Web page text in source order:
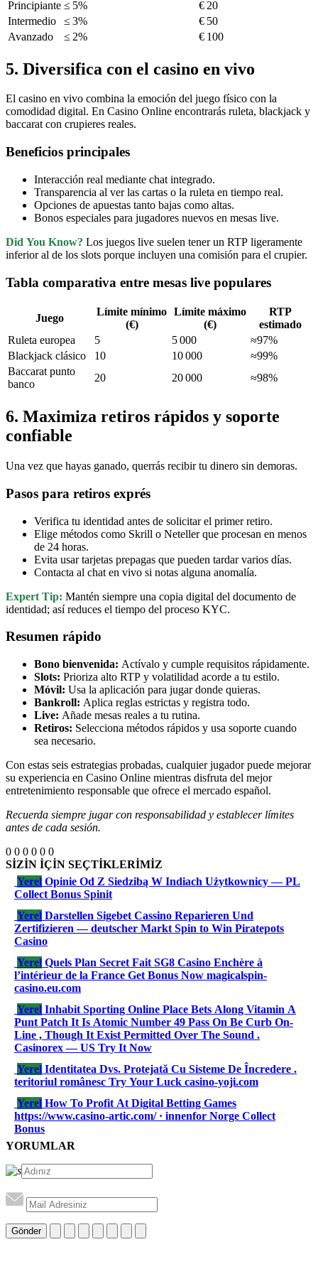
Principiante ≤ 5%
€ 20
Intermedio
≤ 3%
€ 50
Avanzado
≤ 2% € 100
5. Diversifica con el casino en vivo
El casino en vivo combina la emoción del juego físico con la
comodidad digital. En Casino Online encontrarás ruleta, blackjack y
baccarat con crupieres reales.
Beneficios principales
Interacción real mediante chat integrado.
Transparencia al ver las cartas o la ruleta en tiempo real.
Opciones de apuestas tanto bajas como altas.
Bonos especiales para jugadores nuevos en mesas live.
Did You Know? Los juegos live suelen tener un RTP ligeramente
inferior al de los slots porque incluyen una comisión para el crupier.
Tabla comparativa entre mesas live populares
Juego
Límite mínimo
(€)
Límite máximo
(€)
RTP
estimado
Ruleta europea
5 5 000
≈97%
Blackjack clásico
10 10 000
≈99%
Baccarat punto
banco
20 20 000 ≈98%
6. Maximiza retiros rápidos y soporte
confiable
Una vez que hayas ganado, querrás recibir tu dinero sin demoras.
Pasos para retiros exprés
Verifica tu identidad antes de solicitar el primer retiro.
Elige métodos como Skrill o Neteller que procesan en menos
de 24 horas.
Evita usar tarjetas prepagas que pueden tardar varios días.
Contacta al chat en vivo si notas alguna anomalía.
Expert Tip: Mantén siempre una copia digital del documento de
identidad; así reduces el tiempo del proceso KYC.
Resumen rápido
Bono bienvenida: Actívalo y cumple requisitos rápidamente.
Slots: Prioriza alto RTP y volatilidad acorde a tu estilo.
Móvil: Usa la aplicación para jugar donde quieras.
Bankroll: Aplica reglas estrictas y registra todo.
Live: Añade mesas reales a tu rutina.
Retiros: Selecciona métodos rápidos y usa soporte cuando
sea necesario.
Con estas seis estrategias probadas, cualquier jugador puede mejorar
su experiencia en Casino Online mientras disfruta del mejor
entretenimiento responsable que ofrece el mercado español.
Recuerda siempre jugar con responsabilidad y establecer límites
antes de cada sesión.
0 0 0 0 0 0
SİZİN İÇİN SEÇTİKLERİMİZ
Yerel Opinie Od Z Siedzibą W Indiach Użytkownicy — PL
Collect Bonus Spinit
Yerel Darstellen Sigebet Cassino Reparieren Und
Zertifizieren — deutscher Markt Spin to Win Piratepots
Casino
Yerel Quels Plan Secret Fait SG8 Casino Enchère à
l’intérieur de la France Get Bonus Now magicalspin-
casino.eu.com
Yerel Inhabit Sporting Online Place Bets Along Vitamin A
Punt Patch It Is Atomic Number 49 Pass On Be Curb On-
Line , Though It Exist Permitted Over The Sound .
Casinorex — US Try It Now
Yerel Identitatea Dvs. Protejată Cu Sisteme De Încredere .
teritoriul românesc Try Your Luck casino-yoji.com
Yerel How To Profit At Digital Betting Games
https://www.casino-artic.com/ · innenfor Norge Collect
Bonus
YORUMLAR
Gönder